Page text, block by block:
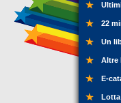
22
Un
Altre
E-
Lotta